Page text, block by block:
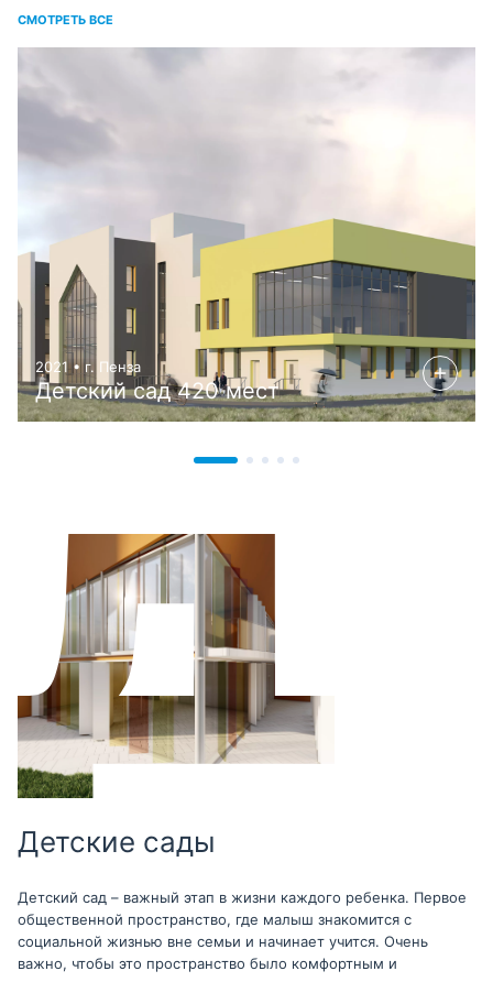
СМОТРЕТЬ ВСЕ
2021 • г. Пенза
Детский сад 420 мест
Детские сады
Детский сад – важный этап в жизни каждого ребенка. Первое
общественной пространство, где малыш знакомится с
социальной жизнью вне семьи и начинает учится. Очень
важно, чтобы это пространство было комфортным и